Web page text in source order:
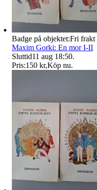
Badge på objektet:Fri frakt
Maxim Gorki: En mor I-II
Sluttid11 aug 18:50.
Pris:150 kr,Köp nu.